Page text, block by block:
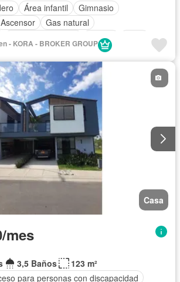
Área infantil
Gimnasio
Ascensor
Gas natural
Piscina
- KORA - BROKER GROUP
Casa
mes
3,5 Baños
123 m²
para personas con discapacidad